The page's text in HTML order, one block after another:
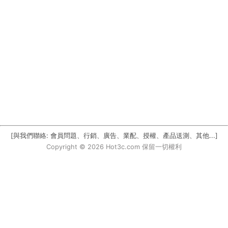
[與我們聯絡: 會員問題、行銷、廣告、業配、授權、產品送測、其他...]
Copyright © 2026 Hot3c.com 保留一切權利